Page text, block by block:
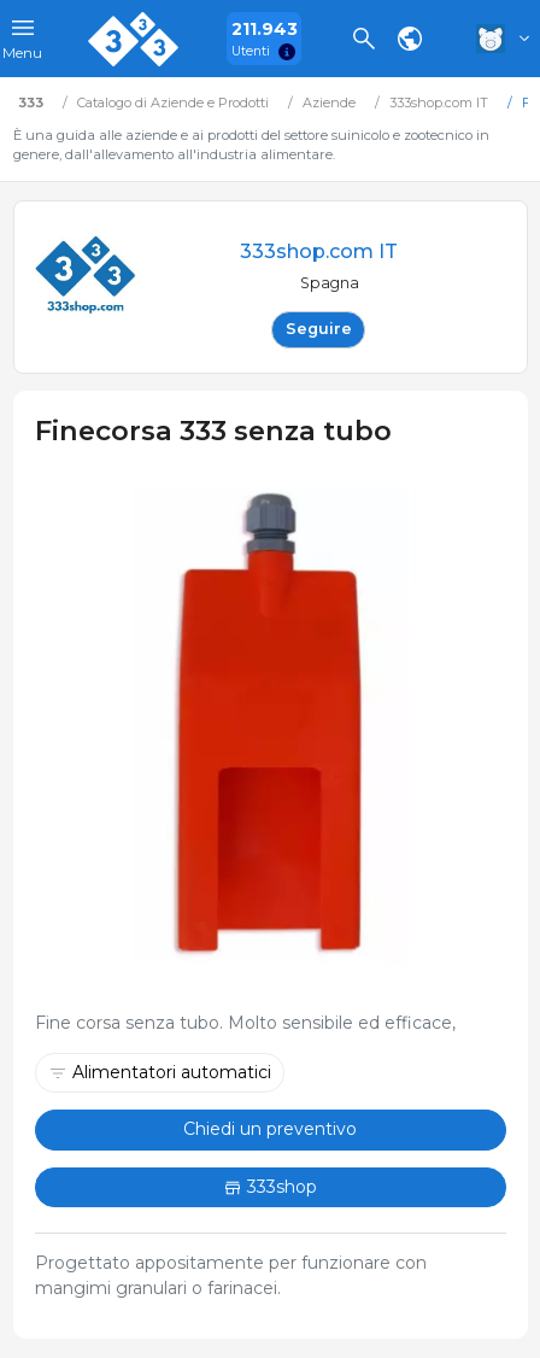
Menu
211.943
Utenti
333 Catalogo di Aziende e Prodotti Aziende 333shop.com IT
È una guida alle aziende e ai prodotti del settore suinicolo e zootecnico in
genere, dall'allevamento all'industria alimentare.
333shop.com IT
Spagna
Seguire
Finecorsa 333 senza tubo
Fine corsa senza tubo. Molto sensibile ed efficace,
Alimentatori automatici
Chiedi un preventivo
333shop
Progettato appositamente per funzionare con
mangimi granulari o farinacei.